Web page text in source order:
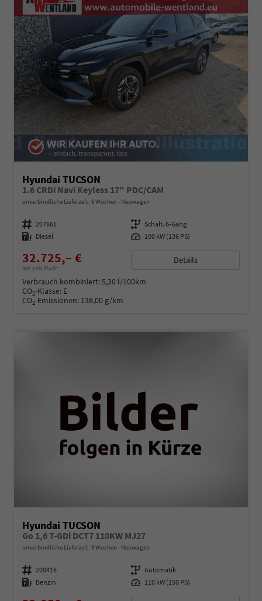
Hyundai TUCSON
1.6 CRDi Navi Keyless 17" PDC/CAM
unverbindliche Lieferzeit: 6 Wochen Neuwagen
Fahrzeugnummer 207665 Getriebe Schalt. 6-Gang
Kraftstoff Diesel Leistung 100 kW (136 PS)
32.725,– €
incl. 19% MwSt.
Details
Verbrauch kombiniert:5,30 l/100km
CO2-Klasse: E
CO2-Emissionen: 138,00 g/km
Hyundai TUCSON
Go 1,6 T-GDi DCT7 110KW MJ27
unverbindliche Lieferzeit: 9 Wochen Neuwagen
Fahrzeugnummer 200416 Getriebe Automatik
Kraftstoff Benzin Leistung 110 kW (150 PS)